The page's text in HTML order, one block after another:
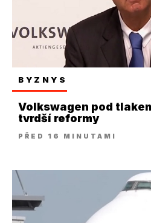
BYZNYS
Volkswagen pod
tvrdší reformy
PŘED 16 MINUTAMI